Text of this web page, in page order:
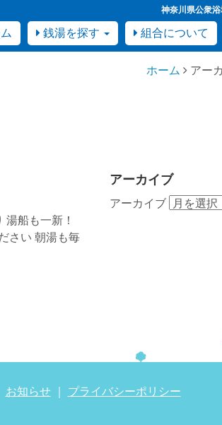
神奈川県公衆
銭湯を探す 組合について
ホーム アー
船も一新！
さい 朝湯も毎
アーカイブ
アーカイブ
お知らせ｜ プライバシーポリシー